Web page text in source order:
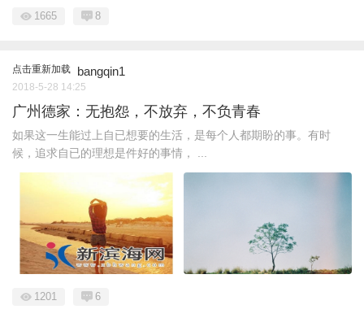
1665 8
点击重新加载 bangqin1
2018-5-28 14:25
广州德家：无抱怨，不放弃，不负青春
如果这一生能过上自已想要的生活，是每个人都期盼的事。有时
候，追求自已的理想是件好的事情， ...
1201 6